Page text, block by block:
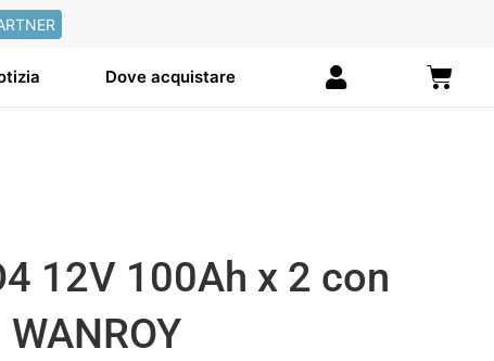
Dove acquistare
12V 100Ah x 2 con